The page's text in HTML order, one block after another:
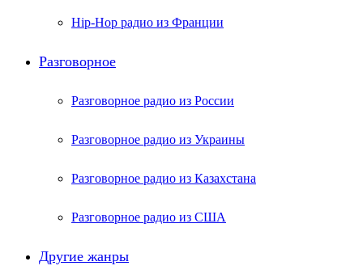
Hip-Hop радио из Франции
Разговорное
Разговорное радио из России
Разговорное радио из Украины
Разговорное радио из Казахстана
Разговорное радио из США
Другие жанры